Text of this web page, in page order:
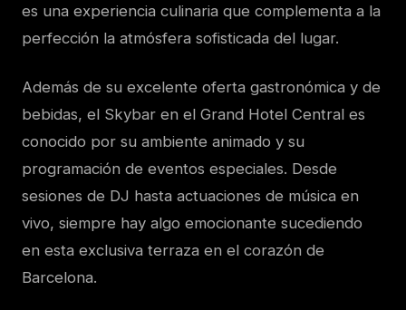
es una experiencia culinaria que complementa a la
perfección la atmósfera sofisticada del lugar.
Además de su excelente oferta gastronómica y de
bebidas, el Skybar en el Grand Hotel Central es
conocido por su ambiente animado y su
programación de eventos especiales. Desde
sesiones de DJ hasta actuaciones de música en
vivo, siempre hay algo emocionante sucediendo
en esta exclusiva terraza en el corazón de
Barcelona.